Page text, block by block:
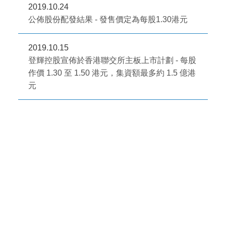
2019.10.24
公佈股份配發結果 - 發售價定為每股1.30港元
2019.10.15
登輝控股宣佈於香港聯交所主板上市計劃 - 每股
作價 1.30 至 1.50 港元，集資額最多約 1.5 億港
元